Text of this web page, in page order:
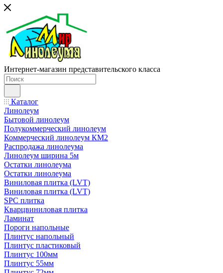
Интернет-магазин представительского класса
Каталог
Линолеум
Бытовой линолеум
Полукоммерческий линолеум
Коммерческий линолеум КМ2
Распродажа линолеума
Линолеум ширина 5м
Остатки линолеума
Остатки линолеума
Виниловая плитка (LVT)
Виниловая плитка (LVT)
SPC плитка
Кварцвиниловая плитка
Ламинат
Пороги напольные
Плинтус напольный
Плинтус пластиковый
Плинтус 100мм
Плинтус 55мм